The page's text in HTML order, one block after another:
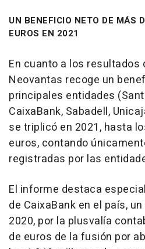
UN BENEFICIO NETO DE MÁS
EUROS EN 2021
En cuanto a los resultados
Neovantas recoge un
principales entidades
CaixaBank, Sabadell,
se triplicó en 2021, hasta
euros, contando
registradas por las
El informe destaca
de CaixaBank en el país,
2020, por la plusvalía
de euros de la fusión por